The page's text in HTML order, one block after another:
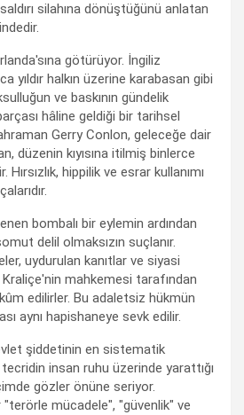
silahına dönüştüğünü anlatan
götürüyor. İngiliz
yıldır halkın üzerine karabasan gibi
ve baskının gündelik
hâline geldiği bir tarihsel
Gerry Conlon, geleceğe dair
düzenin kıyısına itilmiş binlerce
hippilik ve esrar kullanımı
bombalı bir eylemin ardından
delil olmaksızın suçlanır.
uydurulan kanıtlar ve siyasi
mahkemesi tarafından
edilirler. Bu adaletsiz hükmün
aynı hapishaneye sevk edilir.
şiddetinin en sistematik
insan ruhu üzerinde yarattığı
gözler önüne seriyor.
"terörle mücadele", "güvenlik" ve